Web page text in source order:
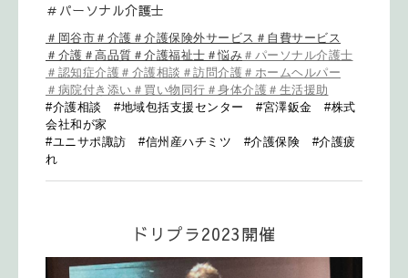
＃パーソナル介護士
＃岡谷市＃介護＃介護保険外サービス＃自費サービス
＃介護＃高品質＃介護福祉士＃悩み ＃パーソナル介護士
＃認知症介護＃介護相談＃訪問介護＃ホームヘルパー
＃病院付き添い＃買い物同行＃身体介護＃生活援助
#介護相談 #地域包括支援センター #宮澤鈑金 #株式
会社和が家
#ユニサポ諏訪 #信州産ハチミツ #介護保険 #介護疲
れ
ドリプラ2023開催